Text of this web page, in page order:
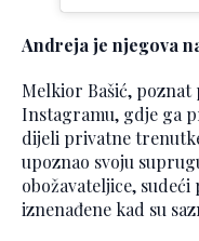
Andreja je njegova
Melkior Bašić, poznat
Instagramu, gdje ga
dijeli privatne
upoznao svoju
obožavateljice,
iznenađene kad su